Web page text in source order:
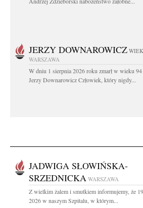
JERZY DOWNAROWICZ
WARSZAWA
W dniu 1 sierpnia 2026 roku zmarł w wieku
Jerzy Downarowicz Człowiek, który nigdy...
JADWIGA SŁOWIŃSKA-
SRZEDNICKA WARSZAWA
Z wielkim żalem i smutkiem informujemy, że
2026 w naszym Szpitalu, w którym...